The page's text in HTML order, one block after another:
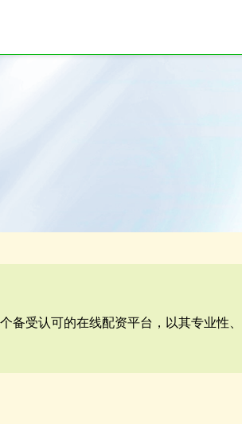
备受认可的在线配资平台，以其专业性